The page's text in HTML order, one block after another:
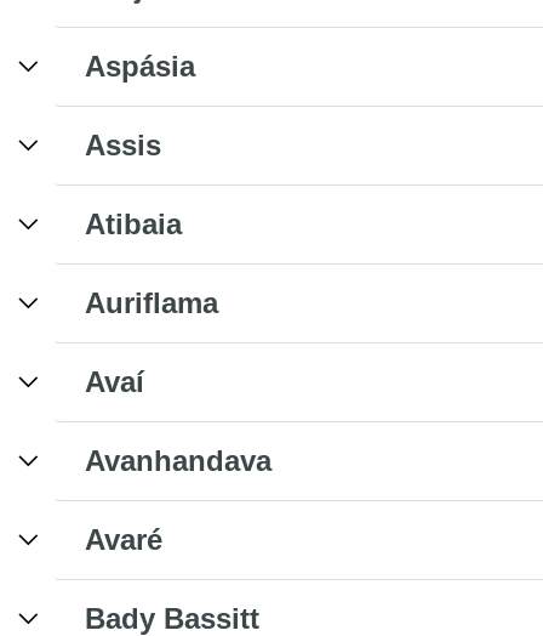
Aspásia
Assis
Atibaia
Auriflama
Avaí
Avanhandava
Avaré
Bady Bassitt